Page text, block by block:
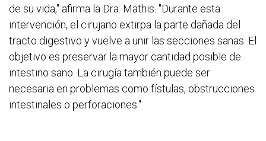
de su vida," afirma la Dra. Mathis. "Durante esta
intervención, el cirujano extirpa la parte dañada del
tracto digestivo y vuelve a unir las secciones sanas. El
objetivo es preservar la mayor cantidad posible de
intestino sano. La cirugía también puede ser
necesaria en problemas como fístulas, obstrucciones
intestinales o perforaciones."